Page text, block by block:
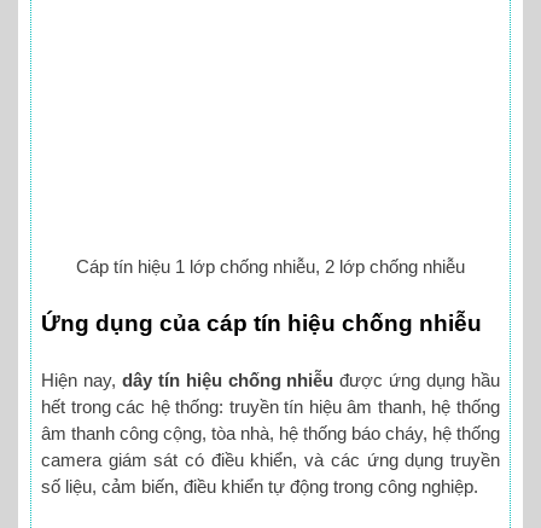
Cáp tín hiệu 1 lớp chống nhiễu, 2 lớp chống nhiễu
Ứng dụng của cáp tín hiệu chống nhiễu
Hiện nay, dây tín hiệu chống nhiễu được ứng dụng hầu
hết trong các hệ thống: truyền tín hiệu âm thanh, hệ thống
âm thanh công cộng, tòa nhà, hệ thống báo cháy, hệ thống
camera giám sát có điều khiển, và các ứng dụng truyền
số liệu, cảm biến, điều khiển tự động trong công nghiệp.